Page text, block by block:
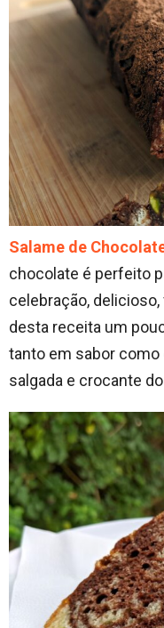
Salame de
chocolate é perfeito
celebração,
desta receita um
tanto em sabor
salgada e crocante